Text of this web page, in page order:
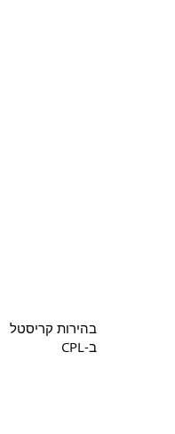
בהירות קריסטל
ב-CPL